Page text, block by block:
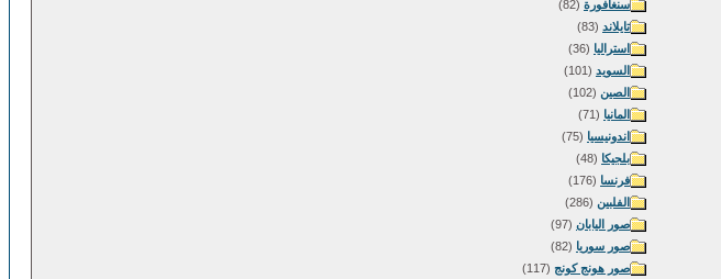
سنغافورة (82)
تايلاند (83)
استراليا (36)
السويد (101)
الصين (102)
المانيا (71)
اندونيسيا (75)
بلجيكا (48)
فرنسا (176)
الفلبين (286)
صور اليابان (97)
صور سوريا (82)
صور هونج كونج (117)